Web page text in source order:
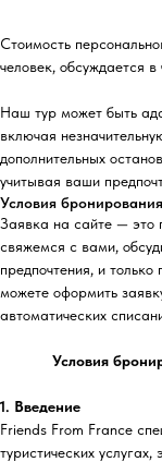
Стоимость
человек, обсуждается
Наш тур может быть
включая
дополнительных
учитывая ваши
Условия
Заявка на сайте — это
свяжемся с вами,
предпочтения, и
можете оформить
автоматических
Условия
1. Введение
Friends From France
туристических